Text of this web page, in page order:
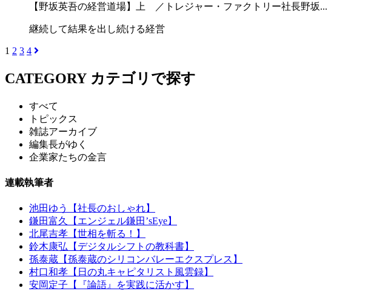
【野坂英吾の経営道場】上 ／トレジャー・ファクトリー社長野坂...
継続して結果を出し続ける経営
1 2 3 4
CATEGORY カテゴリで探す
すべて
トピックス
雑誌アーカイブ
編集長がゆく
企業家たちの金言
連載執筆者
池田ゆう【社長のおしゃれ】
鎌田富久【エンジェル鎌田’sEye】
北尾吉孝【世相を斬る！】
鈴木康弘【デジタルシフトの教科書】
孫泰蔵【孫泰蔵のシリコンバレーエクスプレス】
村口和孝【日の丸キャピタリスト風雲録】
安岡定子【『論語』を実践に活かす】